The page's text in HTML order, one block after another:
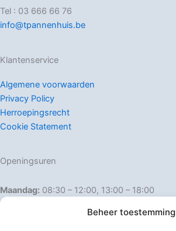
Beheer toestemming
Tel : 03 666 66 76
info@tpannenhuis.be
Klantenservice
Algemene voorwaarden
Privacy Policy
Herroepingsrecht
Cookie Statement
Openingsuren
Maandag: 08:30 – 12:00, 13:00 – 18:00
Dinsdag:
08:30 – 12:00, 13:00 – 18:00